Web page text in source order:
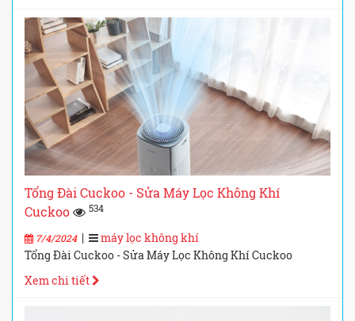
Tổng Đài Cuckoo - Sửa Máy Lọc Không Khí
Cuckoo
534
7/4/2024|
máy lọc không khí
Tổng Đài Cuckoo - Sửa Máy Lọc Không Khí Cuckoo
Xem chi tiết